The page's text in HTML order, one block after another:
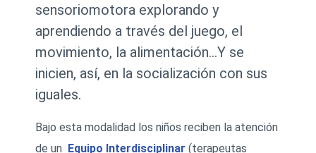
sensoriomotora explorando y
aprendiendo a través del juego, el
movimiento, la alimentación…Y se
inicien, así, en la socialización con sus
iguales.
Bajo esta modalidad los niños reciben la atención
de un Equipo Interdisciplinar (terapeutas